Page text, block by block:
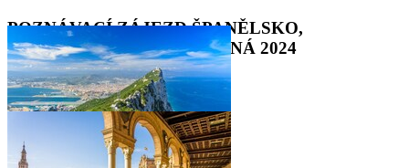
POZNÁVACÍ ZÁJEZD ŠPANĚLSKO,
PORTUGALSKO, DOVOLENÁ 2024
•••••••••••••